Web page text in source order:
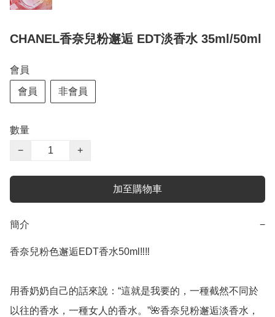
CHANEL香奈兒粉邂逅 EDT淡香水 35ml/50ml
會員
會員 非會員
數量
−
+
加至購物車
簡介 −
香奈兒粉色邂逅EDT香水50ml‼️‼️
用香奶奶自己的話來說：“這就是我要的，一種截然不同於
以往的香水，一種女人的香水。”🌺香奈兒粉邂逅淡香水，